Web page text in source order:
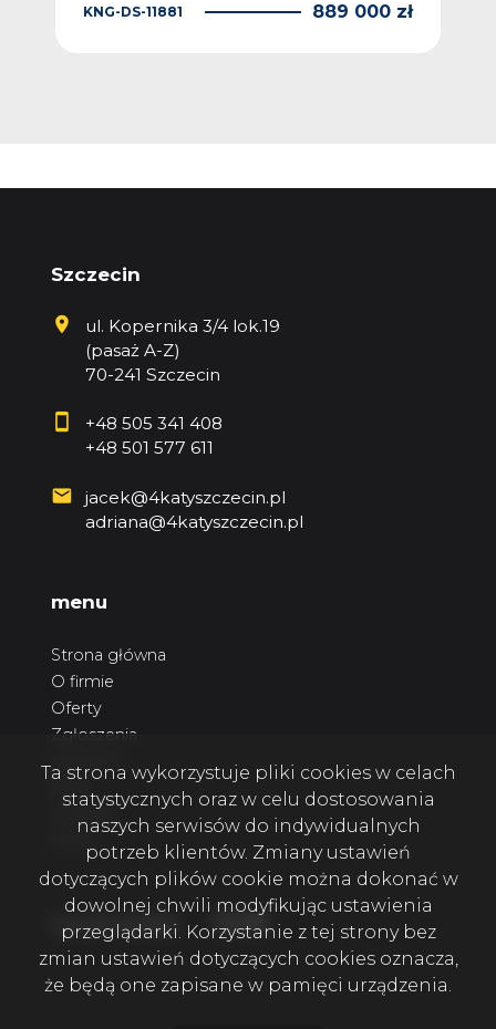
KNG-DS-11881 889 000 zł
Szczecin
ul. Kopernika 3/4 lok.19
(pasaż A-Z)
70-241 Szczecin
+48 505 341 408
+48 501 577 611
jacek@4katyszczecin.pl
adriana@4katyszczecin.pl
menu
Strona główna
O firmie
Oferty
Zgłoszenia
Kontakt
social media Facebook
Facebook
Facebook
Ta strona wykorzystuje pliki cookies w celach
statystycznych oraz w celu dostosowania
naszych serwisów do indywidualnych
potrzeb klientów. Zmiany ustawień
dotyczących plików cookie można dokonać w
dowolnej chwili modyfikując ustawienia
przeglądarki. Korzystanie z tej strony bez
zmian ustawień dotyczących cookies oznacza,
że będą one zapisane w pamięci urządzenia.